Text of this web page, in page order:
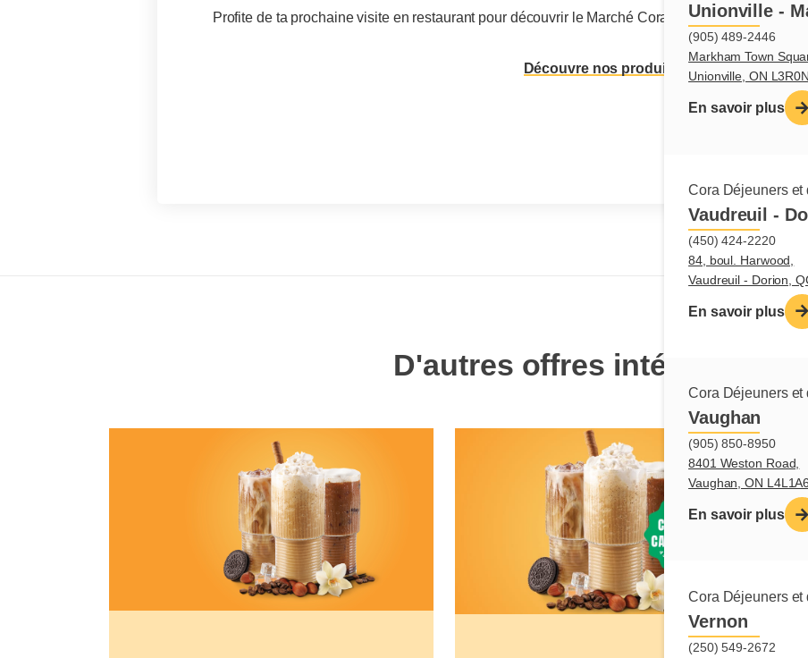
Unionville -
(905) 489-2446
Markham Town
Unionville, ON
En savoir plus
Cora Déjeuners et
Vaudreuil -
(450) 424-2220
84, boul. Harwood,
Vaudreuil - Dorion,
En savoir plus
Cora Déjeuners et
Vaughan
(905) 850-8950
8401 Weston Road,
Vaughan, ON L4L1A6
En savoir plus
Cora Déjeuners et
Vernon
(250) 549-2672
Profite de ta prochaine visite en restaurant pour découvrir le Marché Cora, ou magasine en
Découvre nos produits
D'autres offres intéressantes